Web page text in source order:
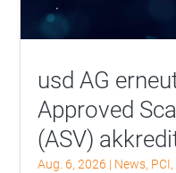
usd AG
Approved
(ASV)
Aug. 6, 2026 | News, PCI,